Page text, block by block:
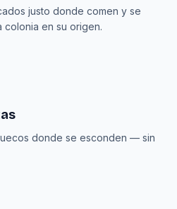
justo donde comen y se
en su origen.
donde se esconden — sin